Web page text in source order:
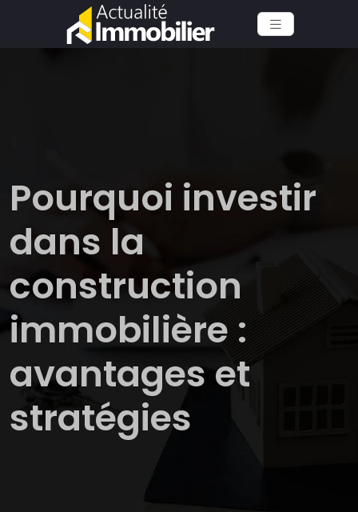
Pourquoi investir
dans la
construction
immobilière :
avantages et
stratégies